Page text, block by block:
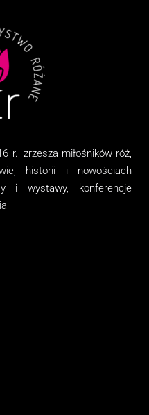
r., zrzesza miłośników róż,
historii i nowościach
i wystawy, konferencje